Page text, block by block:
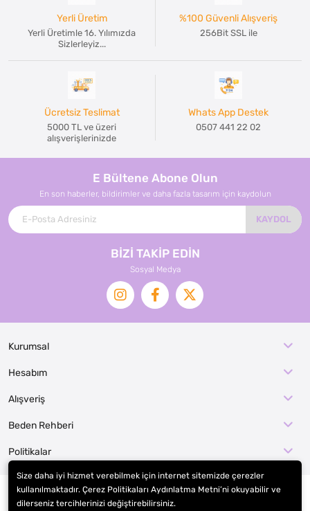
Yerli Üretim
Yerli Üretimle 16. Yılımızda
Sizlerleyiz...
%100 Güvenli Alışveriş
256Bit SSL ile
Ücretsiz Teslimat
5000 TL ve üzeri
alışverişlerinizde
Whats App Destek
0507 441 22 02
E Bültene Abone Olun
En son haberler, bildirimler ve daha fazla tasarım için kaydolun
KAYDOL
BİZİ TAKİP EDİN
Sosyal Medya
Kurumsal
Hesabım
Alışveriş
Beden Rehberi
Politikalar
Size daha iyi hizmet verebilmek için internet sitemizde çerezler
kullanılmaktadır. Çerez Politikaları Aydınlatma Metni’ni okuyabilir ve
dilerseniz tercihlerinizi değiştirebilirsiniz.